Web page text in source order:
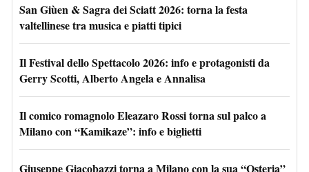
San Giùen & Sagra dei Sciatt 2026: torna la festa
valtellinese tra musica e piatti tipici
Il Festival dello Spettacolo 2026: info e protagonisti da
Gerry Scotti, Alberto Angela e Annalisa
Il comico romagnolo Eleazaro Rossi torna sul palco a
Milano con “Kamikaze”: info e biglietti
Giuseppe Giacobazzi torna a Milano con la sua “Osteria”